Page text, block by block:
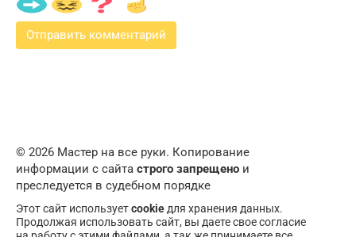
© 2026 Мастер на все руки. Копирование
информации с сайта строго запрещено и
преследуется в судебном порядке
Этот сайт используетcookieдля хранения данных.
Продолжая использовать сайт, вы даете свое согласие